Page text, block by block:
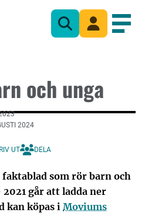
Sök Mina sidor
och unga
2024
UT DELA
som rör barn och
går att ladda ner
kan köpas i Moviums